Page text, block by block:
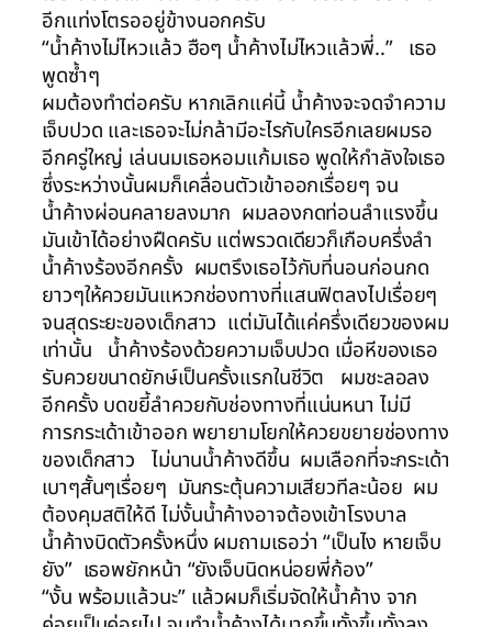
อีกแท่งโตรออยู่ข้างนอกครับ
“น้ำค้างไม่ไหวแล้ว ฮือๆ น้ำค้างไม่ไหวแล้วพี่..” เธอ
พูดซ้ำๆ
ผมต้องทำต่อครับ หากเลิกแค่นี้ น้ำค้างจะจดจำความ
เจ็บปวด และเธอจะไม่กล้ามีอะไรกับใครอีกเลยผมรอ
อีกครู่ใหญ่ เล่นนมเธอหอมแก้มเธอ พูดให้กำลังใจเธอ
ซึ่งระหว่างนั้นผมก็เคลื่อนตัวเข้าออกเรื่อยๆ จน
น้ำค้างผ่อนคลายลงมาก ผมลองกดท่อนลำแรงขึ้น
มันเข้าได้อย่างฝืดครับ แต่พรวดเดียวก็เกือบครึ่งลำ
น้ำค้างร้องอีกครั้ง ผมตรึงเธอไว้กับที่นอนก่อนกด
ยาวๆให้ควยมันแหวกช่องทางที่แสนฟิตลงไปเรื่อยๆ
จนสุดระยะของเด็กสาว แต่มันได้แค่ครึ่งเดียวของผม
เท่านั้น น้ำค้างร้องด้วยความเจ็บปวด เมื่อหีของเธอ
รับควยขนาดยักษ์เป็นครั้งแรกในชีวิต ผมชะลอลง
อีกครั้ง บดขยี้ลำควยกับช่องทางที่แน่นหนา ไม่มี
การกระเด้าเข้าออก พยายามโยกให้ควยขยายช่องทาง
ของเด็กสาว ไม่นานน้ำค้างดีขึ้น ผมเลือกที่จะกระเด้า
เบาๆสั้นๆเรื่อยๆ มันกระตุ้นความเสียวทีละน้อย ผม
ต้องคุมสติให้ดี ไม่งั้นน้ำค้างอาจต้องเข้าโรงบาล
น้ำค้างบิดตัวครั้งหนึ่ง ผมถามเธอว่า “เป็นไง หายเจ็บ
ยัง” เธอพยักหน้า “ยังเจ็บนิดหน่อยพี่ก้อง”
“งั้น พร้อมแล้วนะ” แล้วผมก็เริ่มจัดให้น้ำค้าง จาก